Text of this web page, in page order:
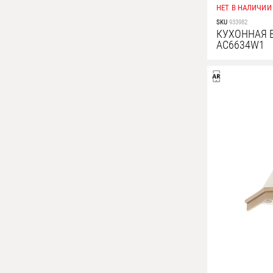
НЕТ В НАЛИЧИИ
SKU 933982
КУХОННАЯ
AC6634W1